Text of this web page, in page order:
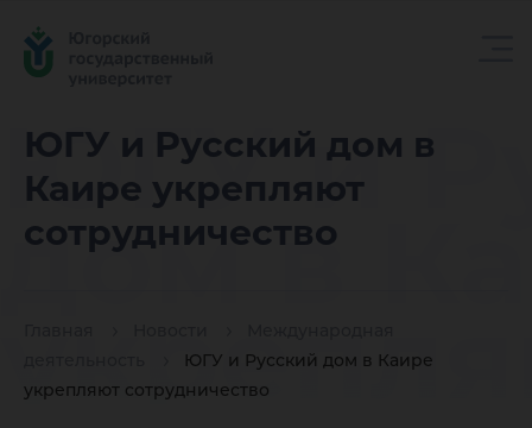
ЮГУ и Русский дом в
Каире укрепляют
сотрудничество
ЮГУ и Русский дом в Каире
укрепляют сотрудничество
ЮГУ и
дом в